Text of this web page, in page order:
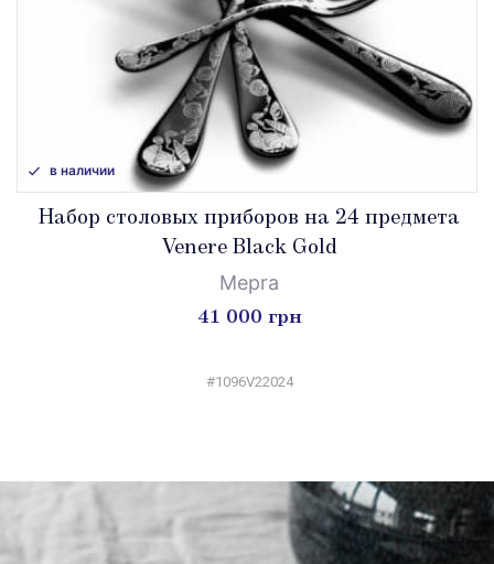
в наличии
Набор столовых приборов на 24 предмета
Venere Black Gold
Mepra
41 000 грн
#1096V22024